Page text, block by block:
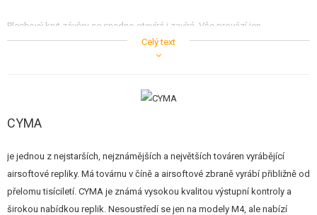
KONTAKT
Plechový kryt závěru se snadno otevírá i zavírá. Vše provází jen
mechanické klapnutí pojistky. Do prostoru pod ním snadno umístíte
zavření neviklá, je logické, že výrobce na horní stranu krytu umístil RIS lištu.
Na pravé straně zbraně je 3 polohový kovový přepínač střelby - SAFE
(mechanická pojistka), AUTO, SEMI. Po natažení natahovací páky je
přístupná kovová hop-up komora.
Celý text
CYMA
je jednou z nejstarších, nejznámějších a největších továren vyrábějící
airsoftové repliky. Má továrnu v číně a airsoftové zbraně vyrábí přibližně od
přelomu tisíciletí. CYMA je známá vysokou kvalitou výstupní kontroly a
širokou nabídkou replik. Nesoustředí se jen na modely M4, ale nabízí